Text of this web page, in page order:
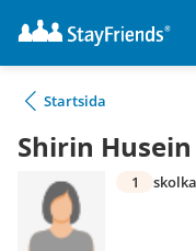
Startsida
Shirin Husein
1